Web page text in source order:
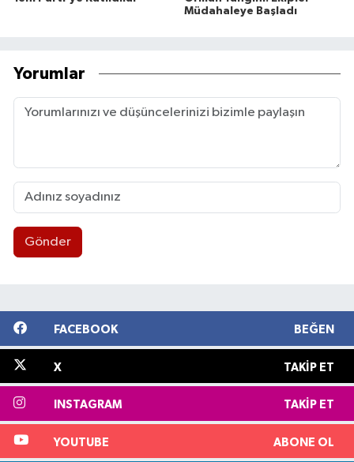
Müdahaleye Başladı
Yorumlar
Gönder
FACEBOOK BEĞEN
X TAKIP ET
INSTAGRAM TAKIP ET
YOUTUBE ABONE OL